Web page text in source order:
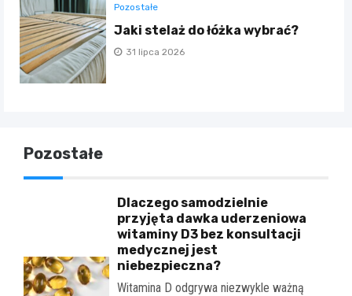
Pozostałe
Jaki stelaż do łóżka wybrać?
31 lipca 2026
Pozostałe
Dlaczego samodzielnie
przyjęta dawka uderzeniowa
witaminy D3 bez konsultacji
medycznej jest
niebezpieczna?
Witamina D odgrywa niezwykle ważną